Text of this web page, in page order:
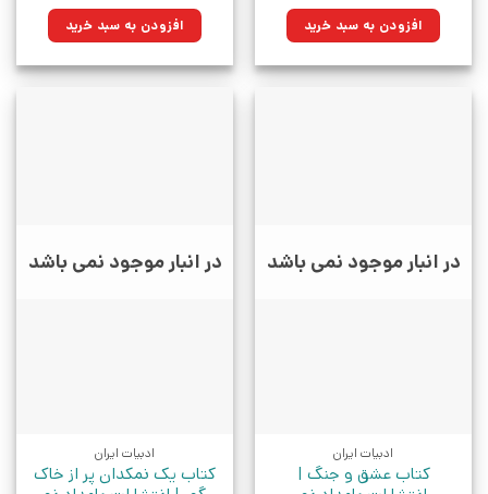
۲۵۰,۰۰۰تومان
بود.
۱۷۸,۷۵۰تومان.افزودن به سبد خرید ۴۵۰,۰۰۰تومان
بود.
۳۲۱,۷۵۰تومان.افزودن به سبد خرید
در انبار موجود نمی باشد
ادبیات ایران
کتاب عشق و جنگ |
در انبار موجود نمی باشد
ادبیات ایران
کتاب یک نمکدان پر از خاک